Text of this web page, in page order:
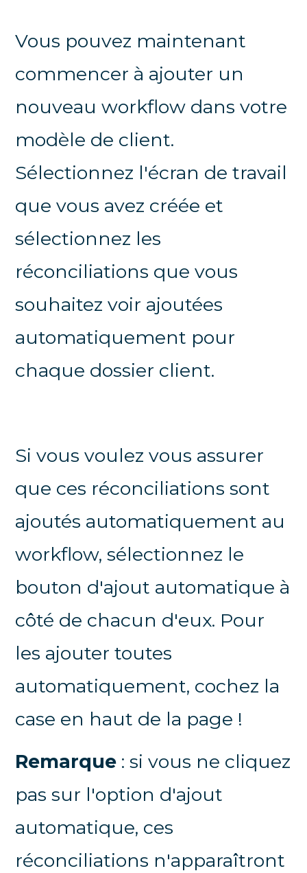
Vous pouvez maintenant
commencer à ajouter un
nouveau workflow dans votre
modèle de client.
Sélectionnez l'écran de travail
que vous avez créée et
sélectionnez les
réconciliations que vous
souhaitez voir ajoutées
automatiquement pour
chaque dossier client.
Si vous voulez vous assurer
que ces réconciliations sont
ajoutés automatiquement au
workflow, sélectionnez le
bouton d'ajout automatique à
côté de chacun d'eux. Pour
les ajouter toutes
automatiquement, cochez la
case en haut de la page !
Remarque : si vous ne cliquez
pas sur l'option d'ajout
automatique, ces
réconciliations n'apparaîtront